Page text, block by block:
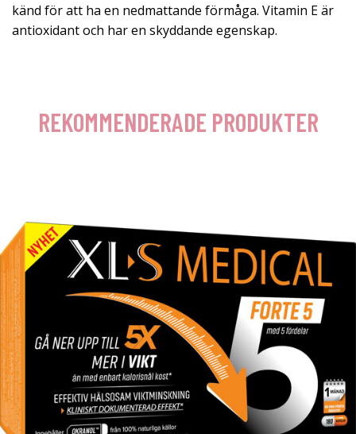
känd för att ha en nedmattande förmåga. Vitamin E är
antioxidant och har en skyddande egenskap.
REKOMMENDERADE PRODUKTER